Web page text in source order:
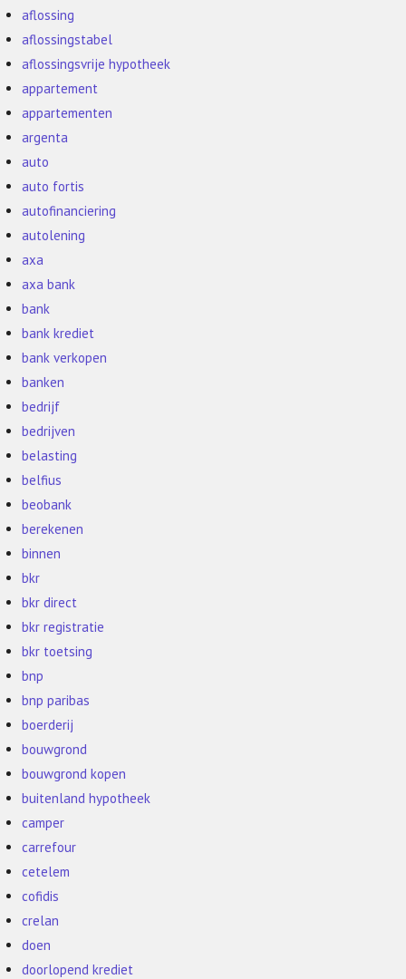
aflossing
aflossingstabel
aflossingsvrije hypotheek
appartement
appartementen
argenta
auto
auto fortis
autofinanciering
autolening
axa
axa bank
bank
bank krediet
bank verkopen
banken
bedrijf
bedrijven
belasting
belfius
beobank
berekenen
binnen
bkr
bkr direct
bkr registratie
bkr toetsing
bnp
bnp paribas
boerderij
bouwgrond
bouwgrond kopen
buitenland hypotheek
camper
carrefour
cetelem
cofidis
crelan
doen
doorlopend krediet